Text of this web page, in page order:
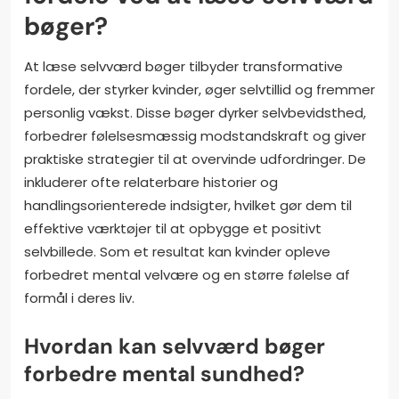
bøger?
At læse selvværd bøger tilbyder transformative
fordele, der styrker kvinder, øger selvtillid og fremmer
personlig vækst. Disse bøger dyrker selvbevidsthed,
forbedrer følelsesmæssig modstandskraft og giver
praktiske strategier til at overvinde udfordringer. De
inkluderer ofte relaterbare historier og
handlingsorienterede indsigter, hvilket gør dem til
effektive værktøjer til at opbygge et positivt
selvbillede. Som et resultat kan kvinder opleve
forbedret mental velvære og en større følelse af
formål i deres liv.
Hvordan kan selvværd bøger
forbedre mental sundhed?